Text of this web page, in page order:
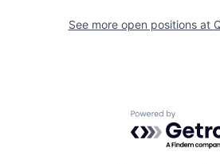
See more open positions at
Powered by